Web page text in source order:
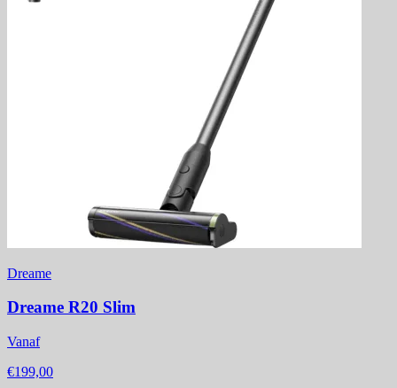
Dreame
Dreame R20 Slim
Vanaf
€199,00